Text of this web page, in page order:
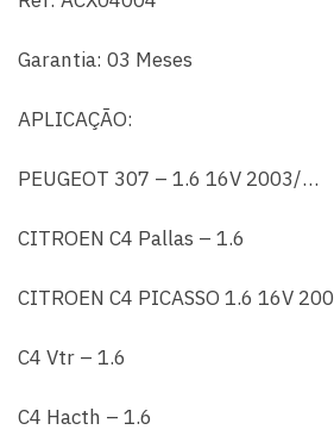
Garantia: 03 Meses
APLICAÇÃO:
PEUGEOT 307 – 1.6 16V 2003/…
CITROEN C4 Pallas – 1.6
CITROEN C4 PICASSO 1.6 16V
C4 Vtr – 1.6
C4 Hacth – 1.6